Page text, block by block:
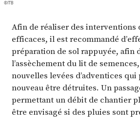
©ITB
Afin de réaliser des interventions
efficaces, il est recommandé
préparation de sol rappuyée, afin
l’assèchement du lit de
nouvelles levées d’adventices
nouveau être détruites. Un
permettant un débit de chantier
être envisagé si des pluies sont